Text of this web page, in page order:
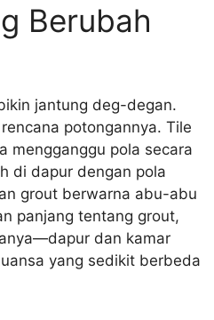
Berubah
jantung deg-degan.
potongannya. Tile
mengganggu pola secara
di dapur dengan pola
grout berwarna abu-abu
panjang tentang grout,
dan kamar
yang sedikit berbeda